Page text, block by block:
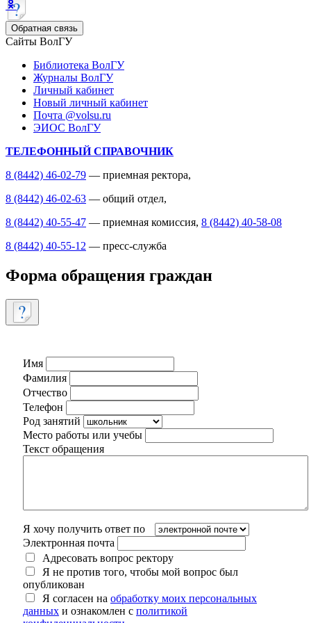
Обратная связь
Сайты ВолГУ
Библиотека ВолГУ
Журналы ВолГУ
Личный кабинет
Новый личный кабинет
Почта @volsu.ru
ЭИОС ВолГУ
ТЕЛЕФОННЫЙ СПРАВОЧНИК
8 (8442) 46-02-79 — приемная ректора,
8 (8442) 46-02-63 — общий отдел,
8 (8442) 40-55-47 — приемная комиссия, 8 (8442) 40-58-08
8 (8442) 40-55-12 — пресс-служба
Форма обращения граждан
Имя
Фамилия
Отчество
Телефон
Род занятий
Место работы или учебы
Текст обращения
Я хочу получить ответ по
Электронная почта
Адресовать вопрос ректору
Я не против того, чтобы мой вопрос был
опубликован
Я согласен на обработку моих персональных
данных и ознакомлен с политикой